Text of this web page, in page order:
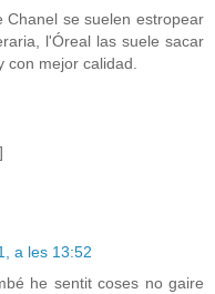
Chanel se suelen estropear
l'Óreal las suele sacar
con mejor calidad.
a les 13:52
he sentit coses no gaire